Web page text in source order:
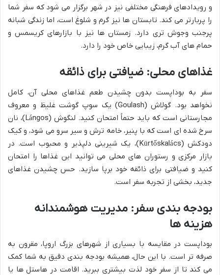
و رویدادهای فرهنگی مختلفی نیز در شهر برگزار می شود که سفر شما
را پربارتر می کند. تابستان ها نیز گرم و شلوغ است، اما زندگی شبانه
پرجنب وجوش تری دارد. زمستان ها نیز با بازارهای کریسمس و
حمام های آب گرم، زیبایی خاص خود را دارد.
غذاهای محلی: ضیافتی برای ذائقه
سفر به بوداپست بدون چشیدن طعم غذاهای محلی آن، کامل
نخواهد بود. گولاش (Goulash) یک سوپ گوشت غلیظ و معروف
مجارستانی است که باید حتماً امتحان کنید. لنگوش (Lángos)، نان
سرخ شده ای است که با پنیر، خامه ترش و سیر سرو می شود، و کیک
دودکش (Kürtőskalács)، یک شیرینی دلپذیر و محبوب است. در
بازار مرکزی و رستوران های محلی می توانید این غذاها را امتحان
کنید و ضیافتی برای ذائقه خود برپا سازید. حس چشیدن غذاهای
جدید، بخشی از تجربه سفر است.
بودجه بندی سفر: مدیریت هوشمندانه
هزینه ها
بوداپست در مقایسه با بسیاری از شهرهای بزرگ اروپا، مقرون به
صرفه تر است. با این حال، همیشه بودجه بندی دقیق به شما کمک
می کند تا از سفر خود لذت بیشتری ببرید. اقامت در هاستل ها یا